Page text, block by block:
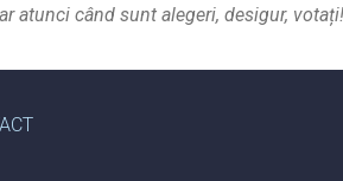
atunci când sunt alegeri, desigur,